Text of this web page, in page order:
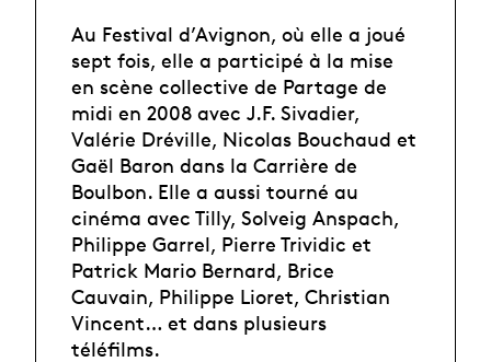
Au Festival d’Avignon, où elle a joué
sept fois, elle a participé à la mise
en scène collective de Partage de
midi en 2008 avec J.F. Sivadier,
Valérie Dréville, Nicolas Bouchaud et
Gaël Baron dans la Carrière de
Boulbon. Elle a aussi tourné au
cinéma avec Tilly, Solveig Anspach,
Philippe Garrel, Pierre Trividic et
Patrick Mario Bernard, Brice
Cauvain, Philippe Lioret, Christian
Vincent… et dans plusieurs
téléfilms.